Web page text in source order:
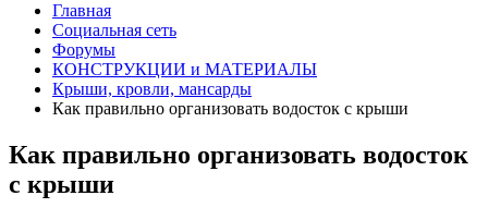
Главная
Социальная сеть
Форумы
КОНСТРУКЦИИ и МАТЕРИАЛЫ
Крыши, кровли, мансарды
Как правильно организовать водосток с крыши
Как правильно организовать водосток
с крыши